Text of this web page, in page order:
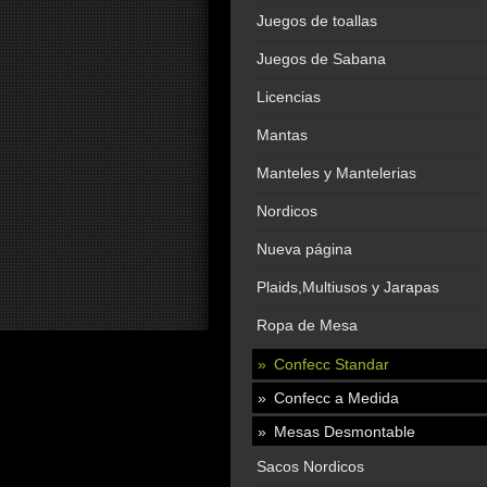
Juegos de toallas
Juegos de Sabana
Licencias
Mantas
Manteles y Mantelerias
Nordicos
Nueva página
Plaids,Multiusos y Jarapas
Ropa de Mesa
Confecc Standar
Confecc a Medida
Mesas Desmontable
Sacos Nordicos